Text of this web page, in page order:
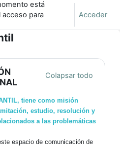
está
acceso para
Acceder
Colapsar todo
tiene como misión
estudio, resolución y
a las problemáticas
espacio de comunicación de